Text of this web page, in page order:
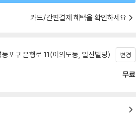
카드/간편결제 혜택을 확인하세요
포구 은행로 11(여의도동, 일신빌딩) 변경
무료